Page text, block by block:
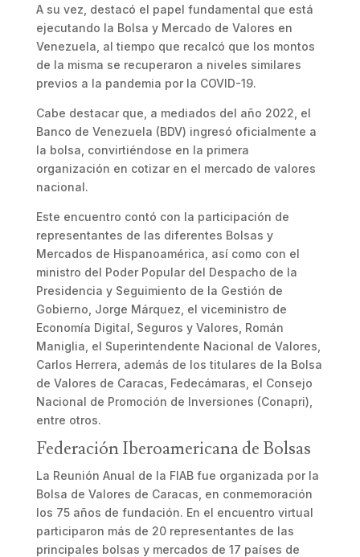
A su vez, destacó el papel fundamental que está
ejecutando la Bolsa y Mercado de Valores en
Venezuela, al tiempo que recalcó que los montos
de la misma se recuperaron a niveles similares
previos a la pandemia por la COVID-19.
Cabe destacar que, a mediados del año 2022, el
Banco de Venezuela (BDV) ingresó oficialmente a
la bolsa, convirtiéndose en la primera
organización en cotizar en el mercado de valores
nacional.
Este encuentro contó con la participación de
representantes de las diferentes Bolsas y
Mercados de Hispanoamérica, así como con el
ministro del Poder Popular del Despacho de la
Presidencia y Seguimiento de la Gestión de
Gobierno, Jorge Márquez, el viceministro de
Economía Digital, Seguros y Valores, Román
Maniglia, el Superintendente Nacional de Valores,
Carlos Herrera, además de los titulares de la Bolsa
de Valores de Caracas, Fedecámaras, el Consejo
Nacional de Promoción de Inversiones (Conapri),
entre otros.
Federación Iberoamericana de Bolsas
La Reunión Anual de la FIAB fue organizada por la
Bolsa de Valores de Caracas, en conmemoración
los 75 años de fundación. En el encuentro virtual
participaron más de 20 representantes de las
principales bolsas y mercados de 17 países de